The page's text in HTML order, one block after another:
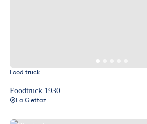
Foodtruck 1930
Food truck
La Giettaz